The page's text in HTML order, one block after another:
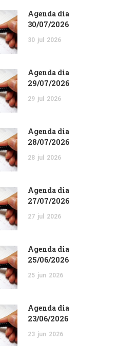
Agenda dia
30/07/2026
30 jul 2026
Agenda dia
29/07/2026
29 jul 2026
Agenda dia
28/07/2026
28 jul 2026
Agenda dia
27/07/2026
27 jul 2026
Agenda dia
25/06/2026
25 jun 2026
Agenda dia
23/06/2026
23 jun 2026